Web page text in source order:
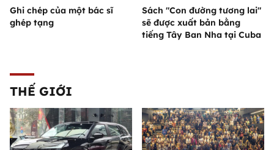
Ghi chép của một bác sĩ
ghép tạng
Sách "Con đường tương lai"
sẽ được xuất bản bằng
tiếng Tây Ban Nha tại Cuba
THẾ GIỚI